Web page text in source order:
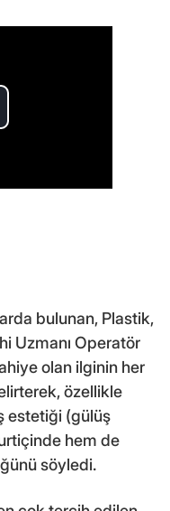
bulunan, Plastik,
Uzmanı Operatör
olan ilginin her
özellikle
estetiği (gülüş
hem de
söyledi.